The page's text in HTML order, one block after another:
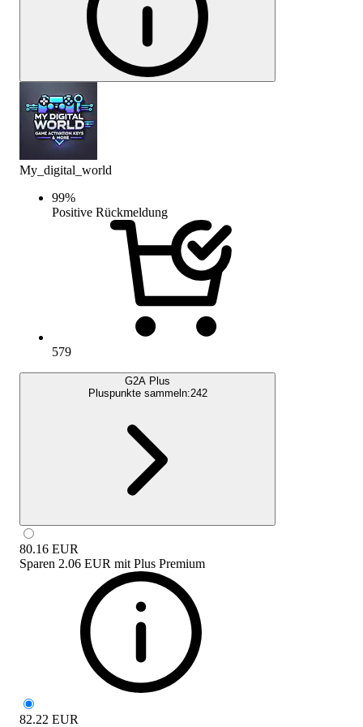
My_digital_world
99%
Positive Rückmeldung
579
G2A Plus
Pluspunkte sammeln:242
80.16 EUR
Sparen 2.06 EUR mit Plus Premium
82.22 EUR